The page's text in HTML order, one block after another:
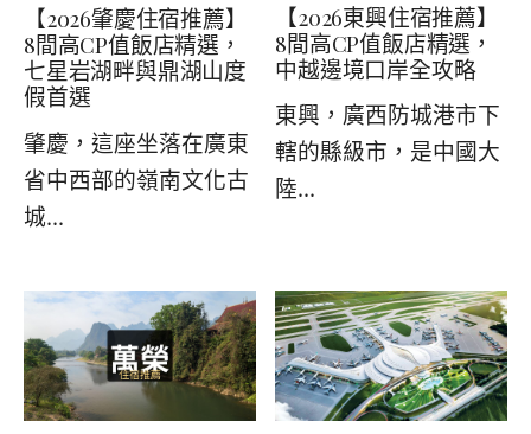
【2026肇慶住宿推薦】
8間高CP值飯店精選，
七星岩湖畔與鼎湖山度
假首選
肇慶，這座坐落在廣東
省中西部的嶺南文化古
城...
【2026東興住宿推薦】
8間高CP值飯店精選，
中越邊境口岸全攻略
東興，廣西防城港市下
轄的縣級市，是中國大
陸...